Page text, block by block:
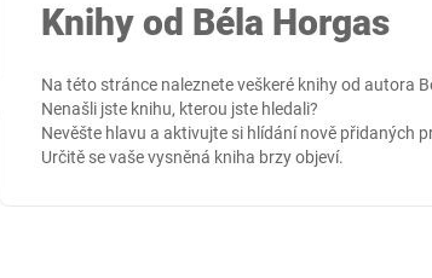
Knihy od Béla Horgas
Na této stránce naleznete veškeré knihy od autora
Nenašli jste knihu, kterou jste hledali?
Nevěšte hlavu a aktivujte si hlídání nově přidaných
Určitě se vaše vysněná kniha brzy objeví.